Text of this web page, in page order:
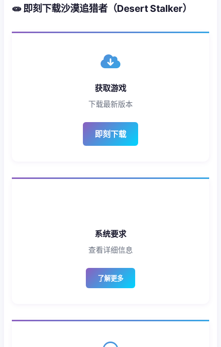
🧫 即刻下载沙漠追猎者（Desert Stalker）
获取游戏
下载最新版本
即刻下载
系统要求
查看详细信息
了解更多